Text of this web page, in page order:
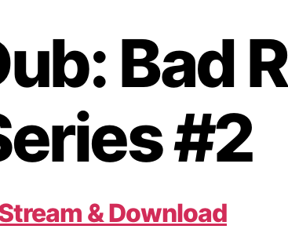
Bad
#2
& Download